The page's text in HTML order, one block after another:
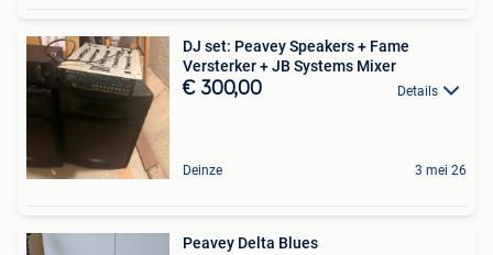
DJ set: Peavey Speakers + Fame
Versterker + JB Systems Mixer
€ 300,00 Details
Deinze 3 mei 26
Peavey Delta Blues